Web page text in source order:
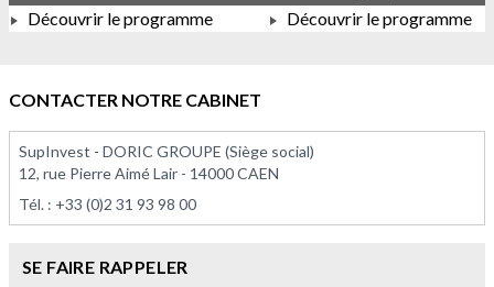
À PARTIR DE 107 360,00 €
Découvrir le programme Découvrir le programme
CONTACTER NOTRE CABINET
SupInvest - DORIC GROUPE (Siège social)
12, rue Pierre Aimé Lair - 14000 CAEN
Tél. : +33 (0)2 31 93 98 00
SE FAIRE RAPPELER